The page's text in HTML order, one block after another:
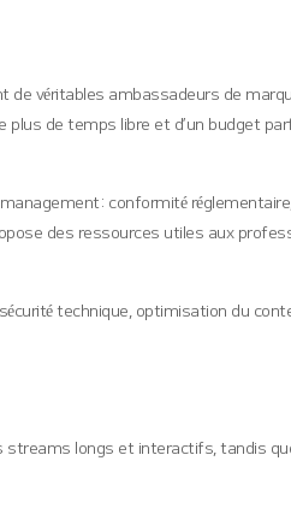
de véritables ambassadeurs de
de temps libre et d’un budget
: conformité
des ressources utiles aux
technique, optimisation du
longs et interactifs, tandis